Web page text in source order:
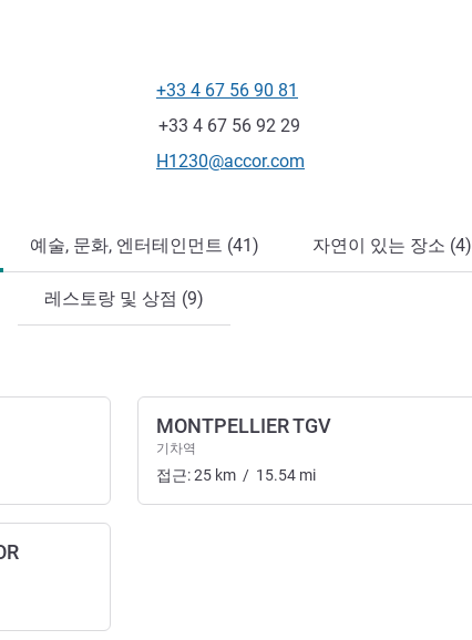
전화
+33 4 67 56 90 81
팩스
+33 4 67 56 92 29
E-mail
H1230@accor.com
예술, 문화, 엔터테인먼트 (41) 자연이 있는 장소 (4)
레스토랑 및 상점 (9)
MONTPELLIER TGV
기차역
접근:25 km / 15.54 mi